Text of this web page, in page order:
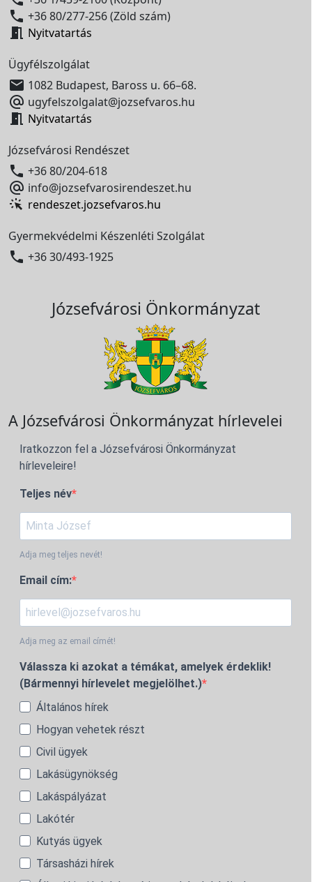
 +36 80/277-256 (Zöld szám)
 Nyitvatartás
Ügyfélszolgálat
 1082 Budapest, Baross u. 66–68.
 ugyfelszolgalat@jozsefvaros.hu
 Nyitvatartás
Józsefvárosi Rendészet
 +36 80/204-618
 info@jozsefvarosirendeszet.hu
rendeszet.jozsefvaros.hu
Gyermekvédelmi Készenléti Szolgálat
 +36 30/493-1925
Józsefvárosi Önkormányzat
A Józsefvárosi Önkormányzat hírlevelei
Iratkozzon fel a Józsefvárosi Önkormányzat
hírleveleire!
Teljes név
Adja meg teljes nevét!
Email cím:
Adja meg az email címét!
Válassza ki azokat a témákat, amelyek érdeklik!
(Bármennyi hírlevelet megjelölhet.)
Általános hírek
Hogyan vehetek részt
Civil ügyek
Lakásügynökség
Lakáspályázat
Lakótér
Kutyás ügyek
Társasházi hírek